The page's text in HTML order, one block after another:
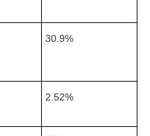
30.9%
2.52%